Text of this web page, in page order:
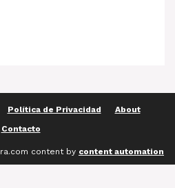
Política de Privacidad
About
Contacto
content by content automation